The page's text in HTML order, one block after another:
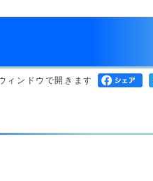
ィンドウで開きます